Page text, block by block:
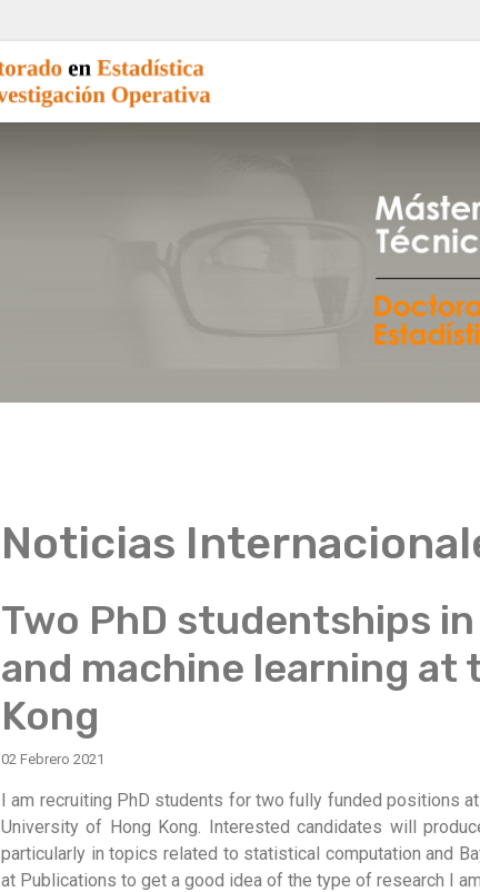
Noticias
Two PhD studentships
and machine learning
Kong
02 Febrero 2021
I am recruiting PhD students for two fully funded positions
University of Hong Kong. Interested candidates will
particularly in topics related to statistical computation and
at Publications to get a good idea of the type of research I